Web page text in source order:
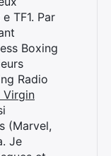
TF1. Par
Boxing
Radio
Virgin
(Marvel,
Je